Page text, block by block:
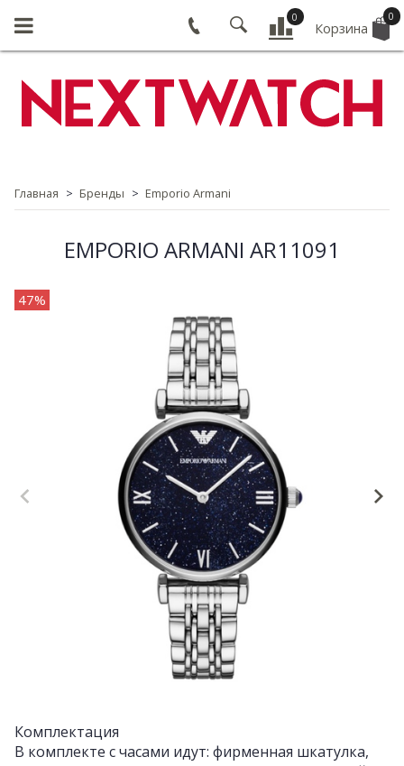
0
Корзина
0
Главная Бренды Emporio Armani
EMPORIO ARMANI AR11091
47%
Комплектация
В комплекте с часами идут: фирменная шкатулка,